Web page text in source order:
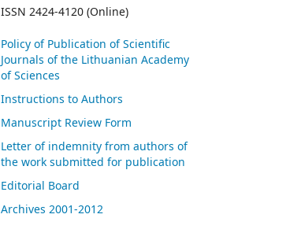
ISSN 2424-4120 (Online)
Policy of Publication of Scientific
Journals of the Lithuanian Academy
of Sciences
Instructions to Authors
Manuscript Review Form
Letter of indemnity from authors of
the work submitted for publication
Editorial Board
Archives 2001-2012